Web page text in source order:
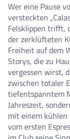
Wer eine Pause
versteckten
Felsklippen trifft,
der zerklüfteten
Freiheit auf dem
Storys, die zu
vergessen wirst,
zwischen totaler
tiefentspanntem
Jahreszeit,
mit einem kühlen
vom ersten